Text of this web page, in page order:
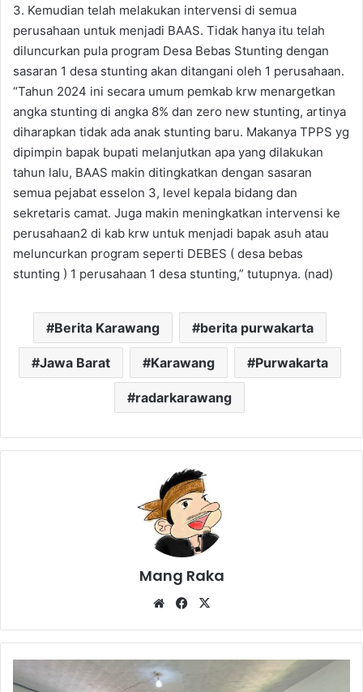
3. Kemudian telah melakukan intervensi di semua
perusahaan untuk menjadi BAAS. Tidak hanya itu telah
diluncurkan pula program Desa Bebas Stunting dengan
sasaran 1 desa stunting akan ditangani oleh 1 perusahaan.
“Tahun 2024 ini secara umum pemkab krw menargetkan
angka stunting di angka 8% dan zero new stunting, artinya
diharapkan tidak ada anak stunting baru. Makanya TPPS yg
dipimpin bapak bupati melanjutkan apa yang dilakukan
tahun lalu, BAAS makin ditingkatkan dengan sasaran
semua pejabat esselon 3, level kepala bidang dan
sekretaris camat. Juga makin meningkatkan intervensi ke
perusahaan2 di kab krw untuk menjadi bapak asuh atau
meluncurkan program seperti DEBES ( desa bebas
stunting ) 1 perusahaan 1 desa stunting,” tutupnya. (nad)
Berita Karawang berita purwakarta
Jawa Barat Karawang Purwakarta
radarkarawang
Mang Raka
WebsiteFacebook
Tidak